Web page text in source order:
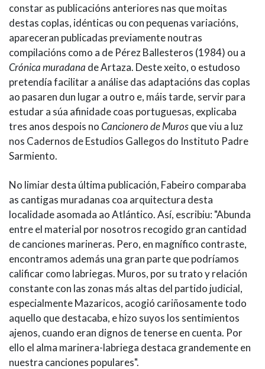
constar as publicacións anteriores nas que moitas
destas coplas, idénticas ou con pequenas variacións,
apareceran publicadas previamente noutras
compilacións como a de Pérez Ballesteros (1984) ou a
Crónica muradana de Artaza. Deste xeito, o estudoso
pretendía facilitar a análise das adaptacións das coplas
ao pasaren dun lugar a outro e, máis tarde, servir para
estudar a súa afinidade coas portuguesas, explicaba
tres anos despois noCancionero de Murosque viu a luz
nos Cadernos de Estudios Gallegos do Instituto Padre
Sarmiento.
No limiar desta última publicación, Fabeiro comparaba
as cantigas muradanas coa arquitectura desta
localidade asomada ao Atlántico. Así, escribiu: "Abunda
entre el material por nosotros recogido gran cantidad
de canciones marineras. Pero, en magnífico contraste,
encontramos además una gran parte que podríamos
calificar como labriegas. Muros, por su trato y relación
constante con las zonas más altas del partido judicial,
especialmente Mazaricos, acogió cariñosamente todo
aquello que destacaba, e hizo suyos los sentimientos
ajenos, cuando eran dignos de tenerse en cuenta. Por
ello el alma marinera-labriega destaca grandemente en
nuestra canciones populares".